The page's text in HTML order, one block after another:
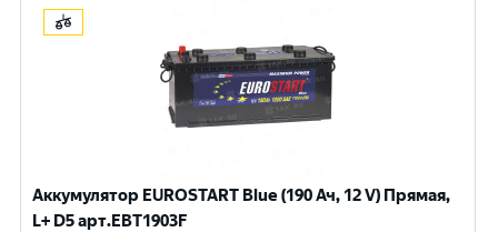
Аккумулятор EUROSTART Blue (190 Ач, 12 V) Прямая,
L+ D5 арт.EBT1903F